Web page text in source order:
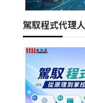
駕馭程式代理人